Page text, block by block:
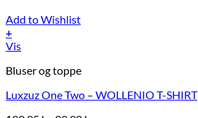
Add to Wishlist
+
Dette
har
varianter.
Vis
Bluser og toppe
Luxzuz One Two – WOLLENIO T-SHIRT